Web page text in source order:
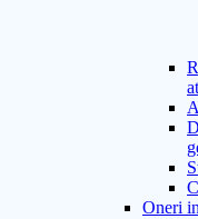
Oneri